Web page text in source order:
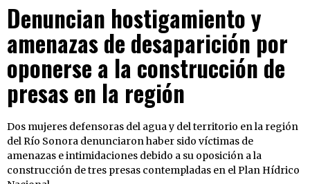
Denuncian hostigamiento y
amenazas de desaparición por
oponerse a la construcción de
presas en la región
Dos mujeres defensoras del agua y del territorio en la región
del Río Sonora denunciaron haber sido víctimas de
amenazas e intimidaciones debido a su oposición a la
construcción de tres presas contempladas en el Plan Hídrico